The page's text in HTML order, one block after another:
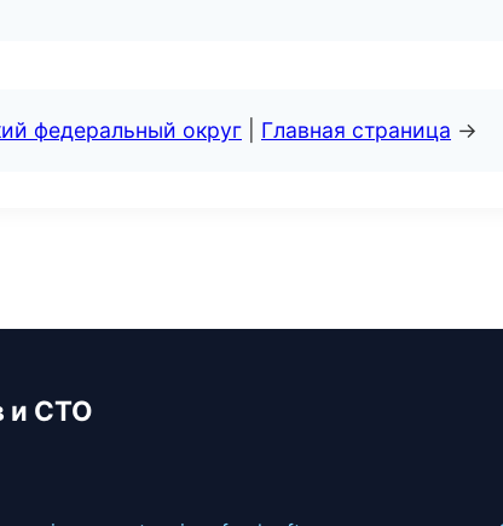
федеральный округ Главная страница →
и СТО